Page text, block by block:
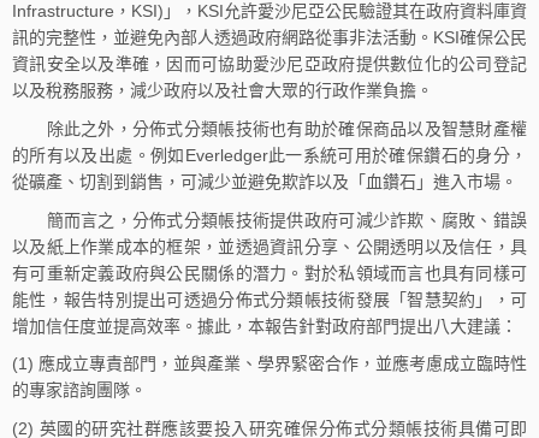
Infrastructure，KSI)」，KSI允許愛沙尼亞公民驗證其在政府資料庫資
訊的完整性，並避免內部人透過政府網路從事非法活動。KSI確保公民
資訊安全以及準確，因而可協助愛沙尼亞政府提供數位化的公司登記
以及稅務服務，減少政府以及社會大眾的行政作業負擔。
除此之外，分佈式分類帳技術也有助於確保商品以及智慧財產權
的所有以及出處。例如Everledger此一系統可用於確保鑽石的身分，
從礦產、切割到銷售，可減少並避免欺詐以及「血鑽石」進入市場。
簡而言之，分佈式分類帳技術提供政府可減少詐欺、腐敗、錯誤
以及紙上作業成本的框架，並透過資訊分享、公開透明以及信任，具
有可重新定義政府與公民關係的潛力。對於私領域而言也具有同樣可
能性，報告特別提出可透過分佈式分類帳技術發展「智慧契約」，可
增加信任度並提高效率。據此，本報告針對政府部門提出八大建議：
(1) 應成立專責部門，並與產業、學界緊密合作，並應考慮成立臨時性
的專家諮詢團隊。
(2) 英國的研究社群應該要投入研究確保分佈式分類帳技術具備可即